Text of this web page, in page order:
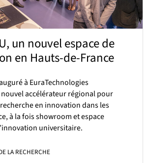
un nouvel espace de
en Hauts-de-France
à EuraTechnologies
accélérateur régional pour
en innovation dans les
à la fois showroom et espace
universitaire.
LA RECHERCHE